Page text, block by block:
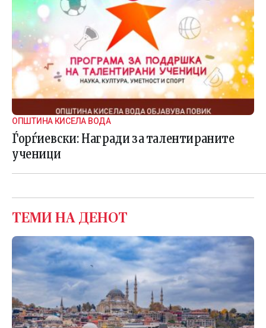
ОПШТИНА КИСЕЛА ВОДА
Ѓорѓиевски: Награди за талентираните
ученици
ТЕМИ НА ДЕНОТ